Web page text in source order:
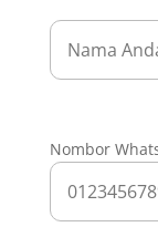
Nombor